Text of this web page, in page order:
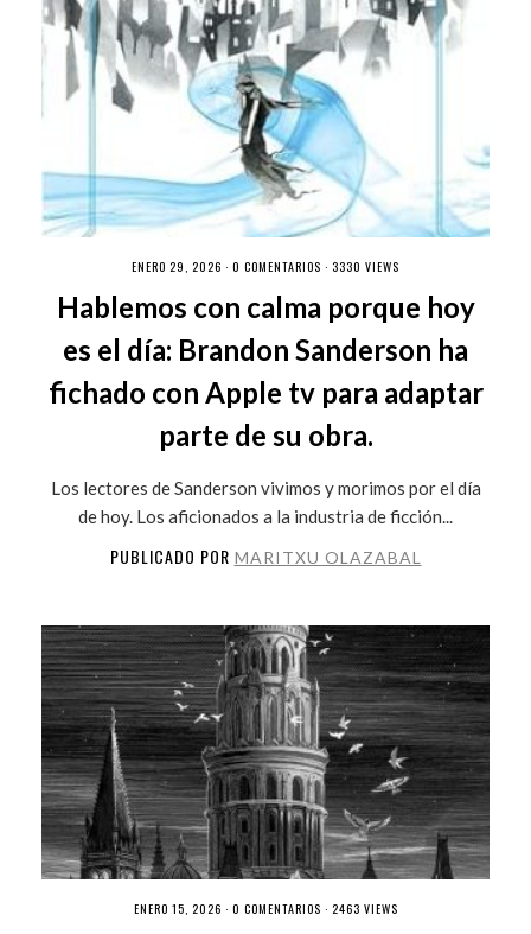
ENERO 29, 2026 · 0 COMENTARIOS · 3330 VIEWS
Hablemos con calma porque hoy
es el día: Brandon Sanderson ha
fichado con Apple tv para adaptar
parte de su obra.
Los lectores de Sanderson vivimos y morimos por el día
de hoy. Los aficionados a la industria de ficción...
PUBLICADO POR MARITXU OLAZABAL
ENERO 15, 2026 · 0 COMENTARIOS · 2463 VIEWS